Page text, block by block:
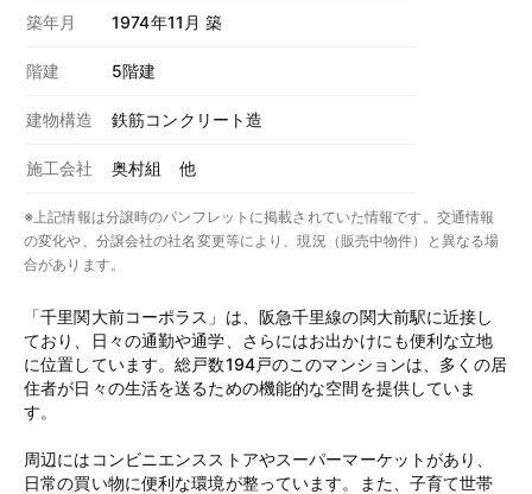
築年月 1974年11月 築
階建 5階建
建物構造 鉄筋コンクリート造
施工会社 奥村組 他
※上記情報は分譲時のパンフレットに掲載されていた情報です。交通情報
の変化や、分譲会社の社名変更等により、現況（販売中物件）と異なる場
合があります。
「千里関大前コーポラス」は、阪急千里線の関大前駅に近接し
ており、日々の通勤や通学、さらにはお出かけにも便利な立地
に位置しています。総戸数194戸のこのマンションは、多くの居
住者が日々の生活を送るための機能的な空間を提供していま
す。
周辺にはコンビニエンスストアやスーパーマーケットがあり、
日常の買い物に便利な環境が整っています。また、子育て世帯